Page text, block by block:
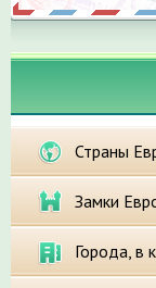
Страны
Замки
Города, в